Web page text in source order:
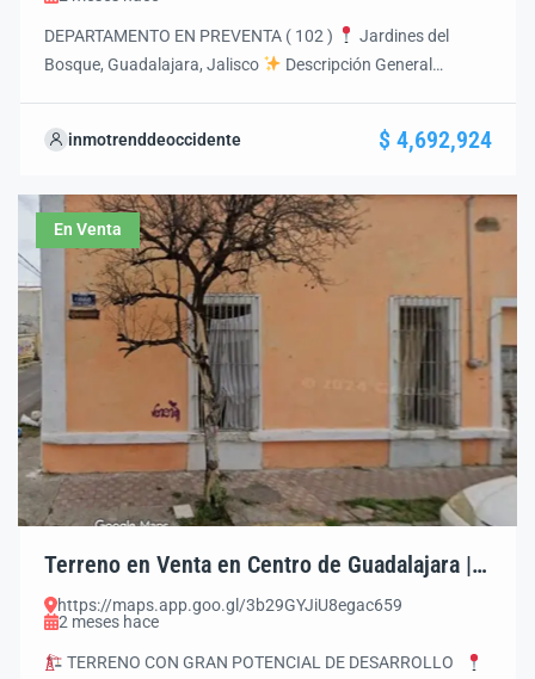
DEPARTAMENTO EN PREVENTA ( 102 )
Jardines del
Bosque, Guadalajara, Jalisco
Descripción General
Diseñado para ofrecer confort, funcionalidad y una excelente
Departamento
Tipo de propiedad: Departamento
Operación: Preventa […]
inmotrenddeoccidente $ 4,692,924
En Venta
Terreno en Venta en Centro de Guadalajara |
Ideal para Desarrollo
https://maps.app.goo.gl/3b29GYJiU8egac659
2 meses hace
TERRENO CON GRAN POTENCIAL DE DESARROLLO